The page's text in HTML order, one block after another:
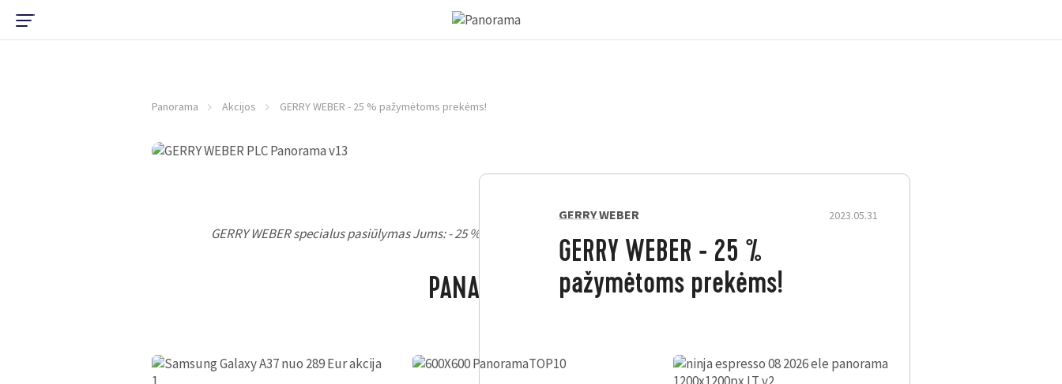
Panorama Akcijos GERRY WEBER - 25 % pažymėtoms prekėms!
GERRY WEBER 2023.05.31
GERRY WEBER - 25 %
pažymėtoms prekėms!
GERRY WEBER specialus pasiūlymas Jums: - 25 % nuolaida pažymėtoms GERRY WEBER, TAIFUN ir SAMOON prekėms!
PANAŠŪS PASIŪLYMAI